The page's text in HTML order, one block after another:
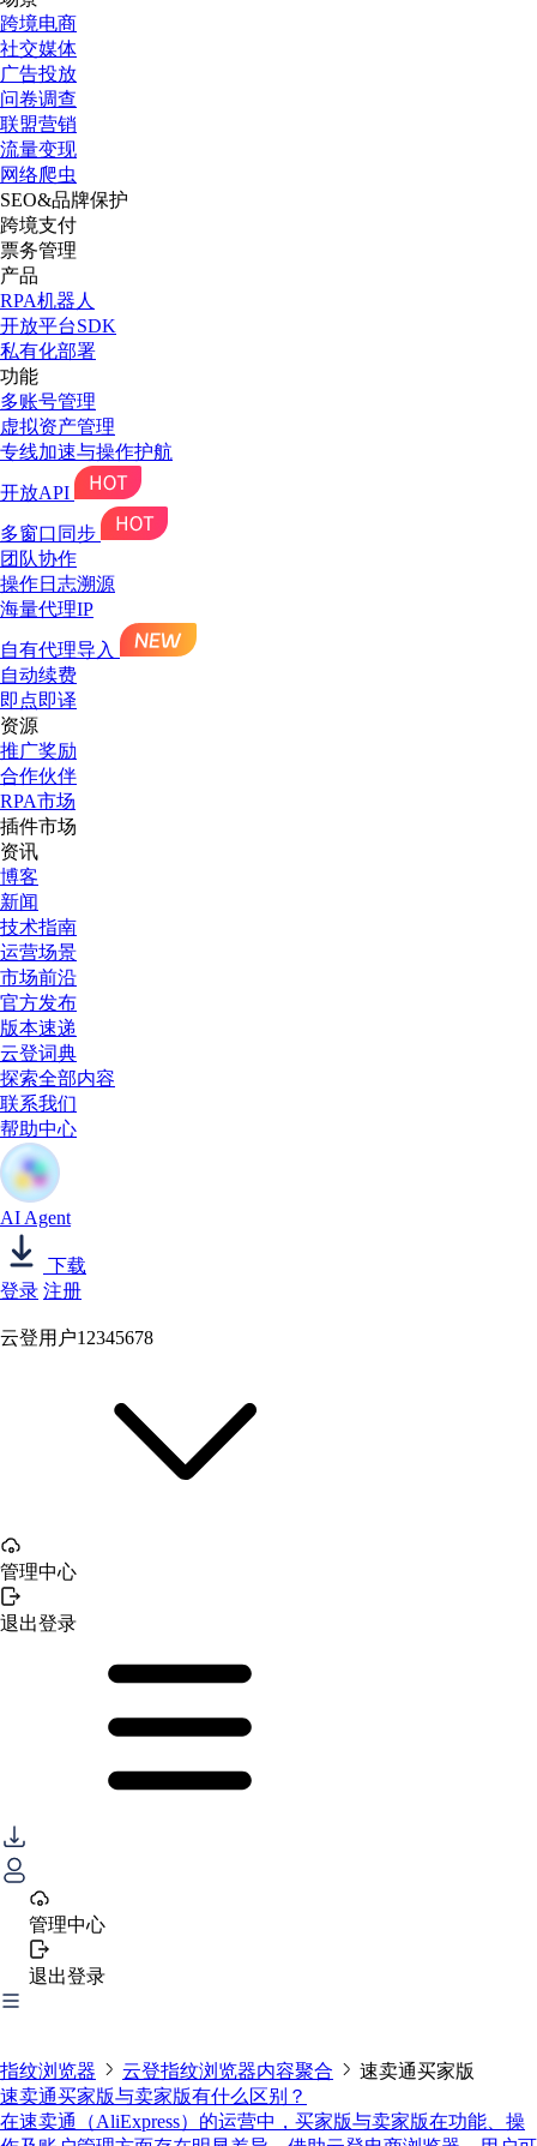
跨境电商
社交媒体
广告投放
问卷调查
联盟营销
流量变现
网络爬虫
SEO&品牌保护
跨境支付
票务管理
产品
RPA机器人
开放平台SDK
私有化部署
功能
多账号管理
虚拟资产管理
专线加速与操作护航
开放API
多窗口同步
团队协作
操作日志溯源
海量代理IP
自有代理导入
自动续费
即点即译
资源
推广奖励
合作伙伴
RPA市场
插件市场
资讯
博客
新闻
技术指南
运营场景
市场前沿
官方发布
版本速递
云登词典
探索全部内容
联系我们
帮助中心
AI Agent
下载
登录 注册
云登用户12345678
管理中心
退出登录
管理中心
退出登录
指纹浏览器 云登指纹浏览器内容聚合
速卖通买家版
速卖通买家版与卖家版有什么区别？
在速卖通（AliExpress）的运营中，买家版与卖家版在功能、操